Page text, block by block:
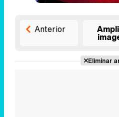
Anterior
Eliminar